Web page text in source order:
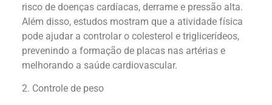
risco de doenças cardíacas, derrame e pressão alta.
Além disso, estudos mostram que a atividade física
pode ajudar a controlar o colesterol e triglicerídeos,
prevenindo a formação de placas nas artérias e
melhorando a saúde cardiovascular.
2. Controle de peso